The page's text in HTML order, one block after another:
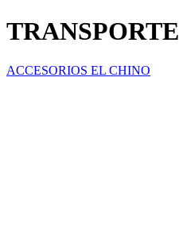
TRANSPORTE
ACCESORIOS EL CHINO